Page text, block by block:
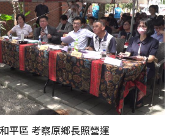
平區 考察原鄉長照營運